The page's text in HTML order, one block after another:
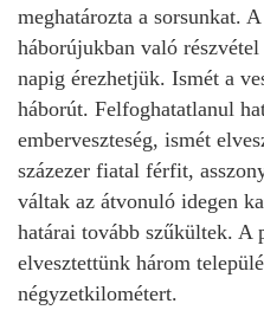
meghatározta a sorsunkat.
háborújukban való
napig érezhetjük. Ismét a
háborút. Felfoghatatlanul
emberveszteség, ismét
százezer fiatal férfit,
váltak az átvonuló idegen
határai tovább szűkültek. A
elvesztettünk három
négyzetkilométert.